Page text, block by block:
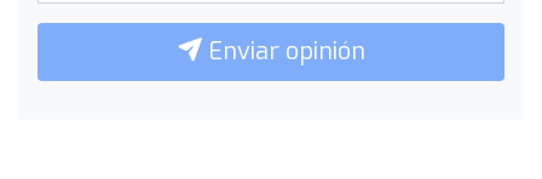
Enviar opinión